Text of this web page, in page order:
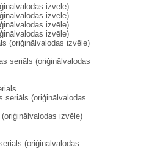
izvēle)
izvēle)
izvēle)
izvēle)
(oriģinālvalodas izvēle)
seriāls (oriģinālvalodas
(oriģinālvalodas
izvēle)
(oriģinālvalodas